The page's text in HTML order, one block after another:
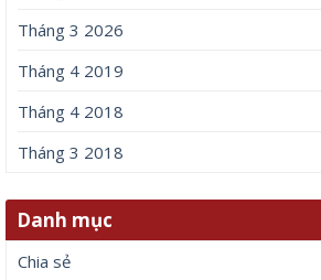
Tháng 3 2026
Tháng 4 2019
Tháng 4 2018
Tháng 3 2018
Danh mục
Chia sẻ